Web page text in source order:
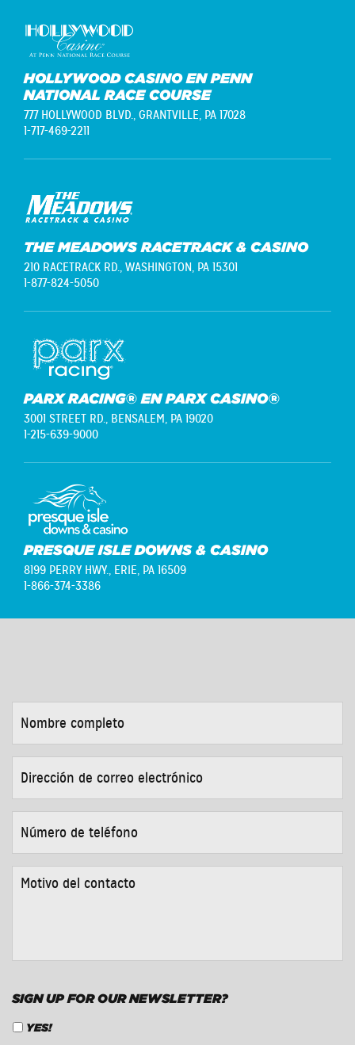
HOLLYWOOD CASINO EN PENN
NATIONAL RACE COURSE
777 HOLLYWOOD BLVD., GRANTVILLE, PA 17028
1-717-469-2211
THE MEADOWS RACETRACK & CASINO
210 RACETRACK RD., WASHINGTON, PA 15301
1-877-824-5050
PARX RACING® EN PARX CASINO®
3001 STREET RD., BENSALEM, PA 19020
1-215-639-9000
PRESQUE ISLE DOWNS & CASINO
8199 PERRY HWY., ERIE, PA 16509
1-866-374-3386
COMPLETO *
DE
CORREO
ELECTRÓNICO *
DE
TELÉFONO *
DEL
SIGN UP FOR OUR NEWSLETTER?
YES!